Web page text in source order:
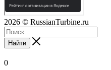
2026 © RussianTurbine.ru
Найти
0